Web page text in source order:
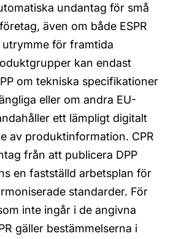
undantag för små
även om både ESPR
utrymme för framtida
kan endast
om tekniska specifikationer
eller om andra EU-
ett lämpligt digitalt
av produktinformation. CPR
från att publicera DPP
en fastställd arbetsplan för
standarder. För
inte ingår i de angivna
gäller bestämmelserna i